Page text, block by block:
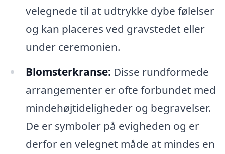
velegnede til at udtrykke dybe følelser
og kan placeres ved gravstedet eller
under ceremonien.
Blomsterkranse: Disse rundformede
arrangementer er ofte forbundet med
mindehøjtideligheder og begravelser.
De er symboler på evigheden og er
derfor en velegnet måde at mindes en